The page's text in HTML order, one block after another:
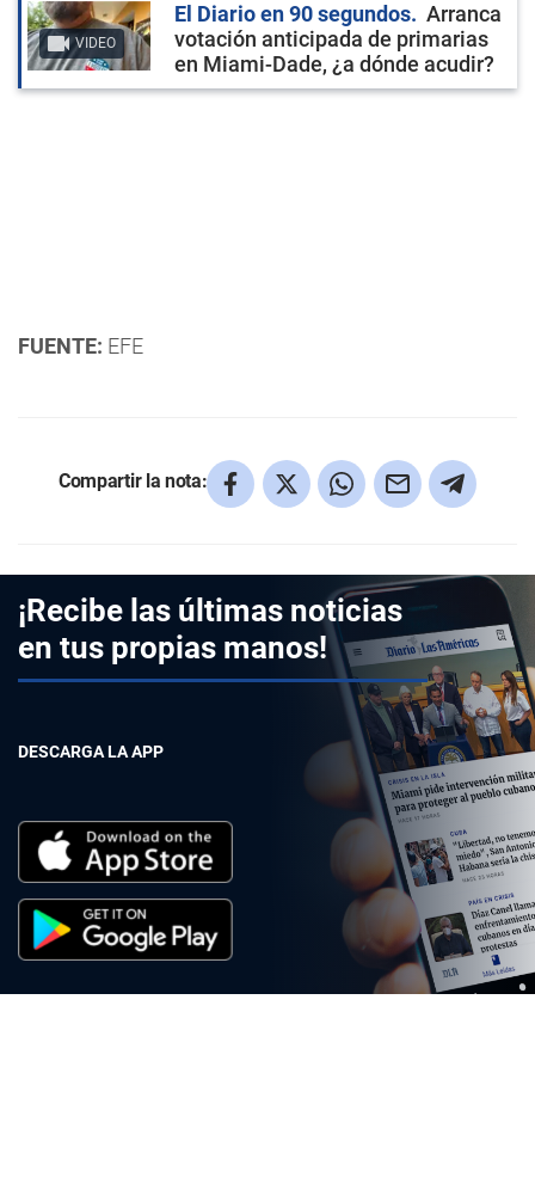
VIDEO
El Diario en 90 segundos
Arranca
votación anticipada de primarias
en Miami-Dade, ¿a dónde acudir?
FUENTE: EFE
Compartir la nota:
¡Recibe las últimas noticias
en tus propias manos!
DESCARGA LA APP